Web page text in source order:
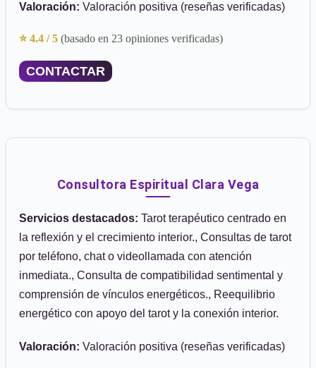
Valoración: Valoración positiva (reseñas verificadas)
⭐ 4.4 / 5 (basado en 23 opiniones verificadas)
CONTACTAR
Consultora Espiritual Clara Vega
Servicios destacados: Tarot terapéutico centrado en
la reflexión y el crecimiento interior., Consultas de tarot
por teléfono, chat o videollamada con atención
inmediata., Consulta de compatibilidad sentimental y
comprensión de vínculos energéticos., Reequilibrio
energético con apoyo del tarot y la conexión interior.
Valoración: Valoración positiva (reseñas verificadas)